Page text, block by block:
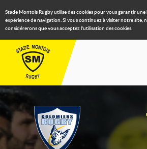
Stade Montois Rugby utilise des cookies pour vous garantir
expérience de navigation. Si vous continuez à visiter notre site,
considérerons que vous acceptez l'utilisation des cookies.